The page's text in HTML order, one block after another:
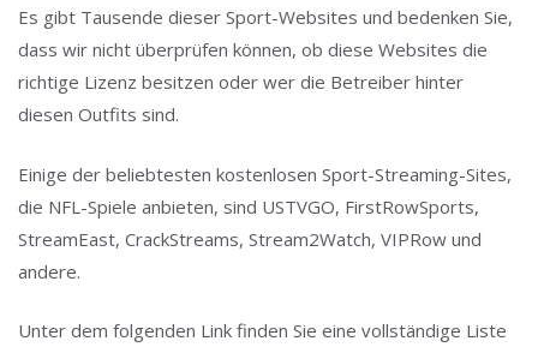
Es gibt Tausende dieser Sport-Websites und bedenken Sie,
dass wir nicht überprüfen können, ob diese Websites die
richtige Lizenz besitzen oder wer die Betreiber hinter
diesen Outfits sind.
Einige der beliebtesten kostenlosen Sport-Streaming-Sites,
die NFL-Spiele anbieten, sind USTVGO, FirstRowSports,
StreamEast, CrackStreams, Stream2Watch, VIPRow und
andere.
Unter dem folgenden Link finden Sie eine vollständige Liste